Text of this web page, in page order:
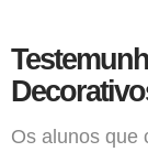
Os alunos que